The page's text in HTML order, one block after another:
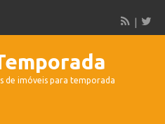
de imóveis para temporada